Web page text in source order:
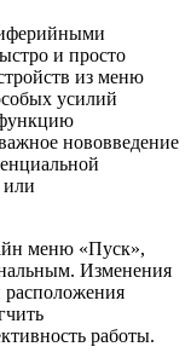
и просто
из меню
усилий
нововведение
или
меню «Пуск»,
Изменения
расположения
работы.